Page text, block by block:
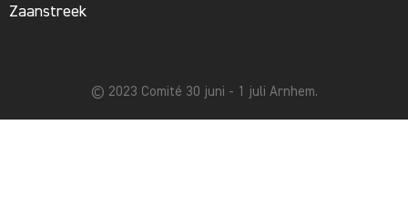
Zaanstreek
© 2023 Comité 30 juni - 1 juli Arnhem.